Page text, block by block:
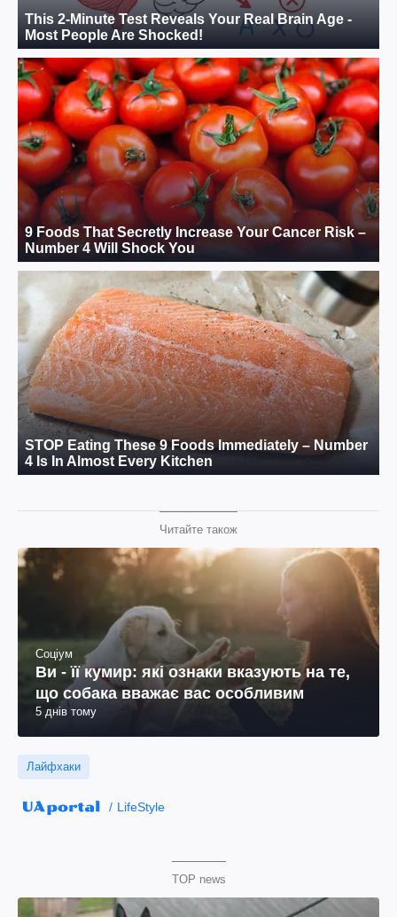
Читайте також
Соціум
Ви - її кумир: які ознаки вказують на те,
що собака вважає вас особливим
5 днів тому
Лайфхаки
LifeStyle
TOP news